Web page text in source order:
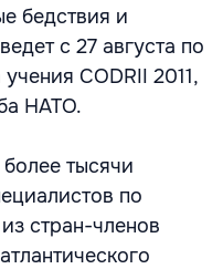
бедствия и
с 27 августа по
CODRII 2011,
НАТО.
тысячи
по
стран-членов